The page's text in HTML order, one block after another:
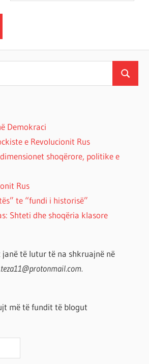
Search
Demokraci
e Revolucionit Rus
shoqërore, politike e
Rus
te “fundi i historisë”
Shteti dhe shoqëria klasore
të lutur të na shkruajnë në
më të fundit të blogut